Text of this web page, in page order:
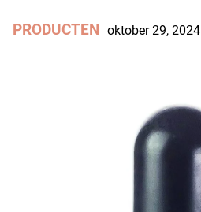
PRODUCTEN oktober 29, 2024